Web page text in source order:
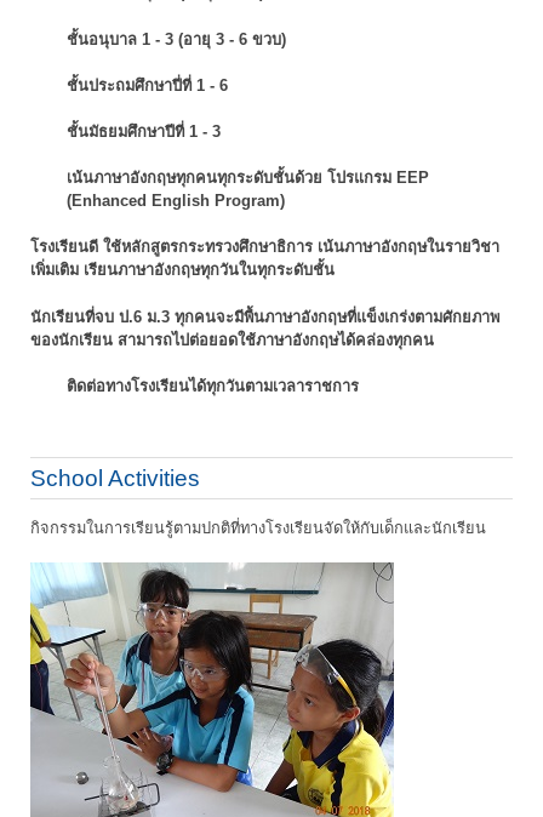
ชั้นอนุบาล 1 - 3 (อายุ 3 - 6 ขวบ)
ชั้นประถมศึกษาปี่ที่ 1 - 6
ชั้นมัธยมศึกษาปีที่ 1 - 3
เน้นภาษาอังกฤษทุกคนทุกระดับชั้นด้วย โปรแกรม EEP
(Enhanced English Program)
โรงเรียนดี ใช้หลักสูตรกระทรวงศึกษาธิการ เน้นภาษาอังกฤษในรายวิชา
เพิ่มเติม เรียนภาษาอังกฤษทุกวันในทุกระดับชั้น
นักเรียนที่จบ ป.6 ม.3 ทุกคนจะมีพื้นภาษาอังกฤษที่แข็งเกร่งตามศักยภาพ
ของนักเรียน สามารถไปต่อยอดใช้ภาษาอังกฤษได้คล่องทุกคน
ติดต่อทางโรงเรียนได้ทุกวันตามเวลาราชการ
School Activities
กิจกรรมในการเรียนรู้ตามปกติที่ทางโรงเรียนจัดให้กับเด็กและนักเรียน